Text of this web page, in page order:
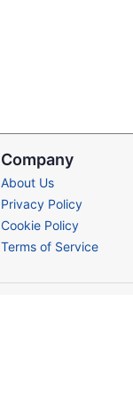
Company
About Us
Privacy Policy
Cookie Policy
Terms of Service